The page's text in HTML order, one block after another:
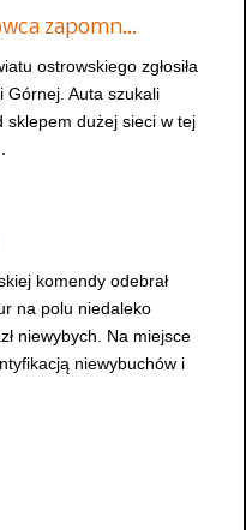
zapomn…
ostrowskiego zgłosiła
Górnej. Auta szukali
sklepem dużej sieci w tej
komendy odebrał
na polu niedaleko
niewybych. Na miejsce
niewybuchów i